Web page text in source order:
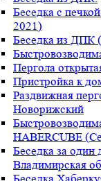
Беседка с
2021)
Беседка из ДПК
Пергола
Пристройка к
Раздвижная
Новорижский
HABERCUBE
Беседка за один
Владимирская